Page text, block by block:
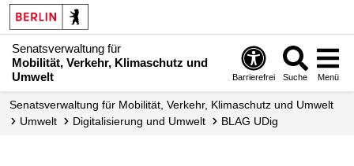
Senatsverwaltung für
Mobilität, Verkehr, Klimaschutz und
Umwelt
Barrierefrei Suche Menü
Senatsverwaltung für Mobilität, Verkehr, Klimaschutz und Umwelt
Umwelt
Digitalisierung und Umwelt BLAG UDig